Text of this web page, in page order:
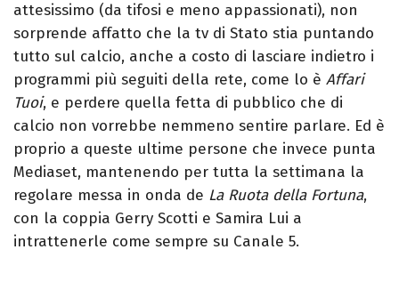
attesissimo (da tifosi e meno appassionati), non
sorprende affatto che la tv di Stato stia puntando
tutto sul calcio, anche a costo di lasciare indietro i
programmi più seguiti della rete, come lo è Affari
Tuoi, e perdere quella fetta di pubblico che di
calcio non vorrebbe nemmeno sentire parlare. Ed è
proprio a queste ultime persone che invece punta
Mediaset, mantenendo per tutta la settimana la
regolare messa in onda de La Ruota della Fortuna,
con la coppia Gerry Scotti e Samira Lui a
intrattenerle come sempre su Canale 5.